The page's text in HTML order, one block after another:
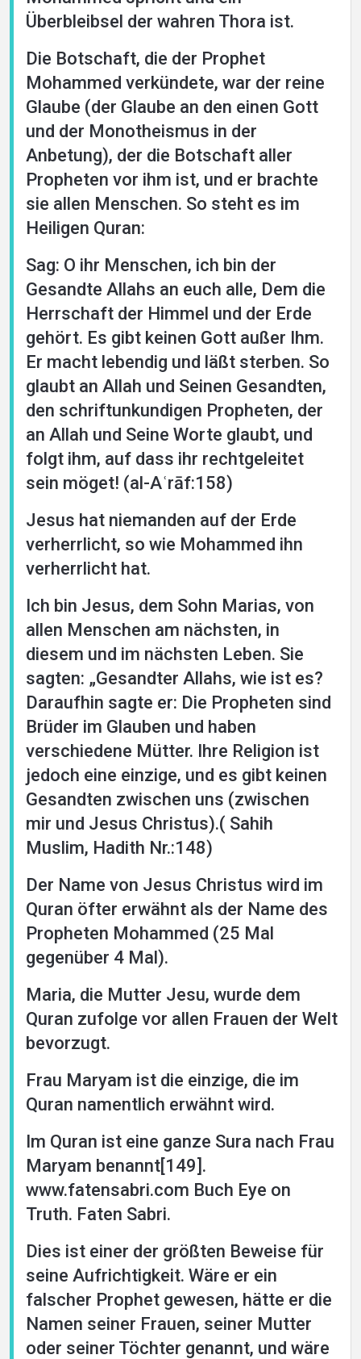
Überbleibsel der wahren Thora ist.
Die Botschaft, die der Prophet
Mohammed verkündete, war der reine
Glaube (der Glaube an den einen Gott
und der Monotheismus in der
Anbetung), der die Botschaft aller
Propheten vor ihm ist, und er brachte
sie allen Menschen. So steht es im
Heiligen Quran:
Sag: O ihr Menschen, ich bin der
Gesandte Allahs an euch alle, Dem die
Herrschaft der Himmel und der Erde
gehört. Es gibt keinen Gott außer Ihm.
Er macht lebendig und läßt sterben. So
glaubt an Allah und Seinen Gesandten,
den schriftunkundigen Propheten, der
an Allah und Seine Worte glaubt, und
folgt ihm, auf dass ihr rechtgeleitet
sein möget! (al-Aʿrāf:158)
Jesus hat niemanden auf der Erde
verherrlicht, so wie Mohammed ihn
verherrlicht hat.
Ich bin Jesus, dem Sohn Marias, von
allen Menschen am nächsten, in
diesem und im nächsten Leben. Sie
sagten: „Gesandter Allahs, wie ist es?
Daraufhin sagte er: Die Propheten sind
Brüder im Glauben und haben
verschiedene Mütter. Ihre Religion ist
jedoch eine einzige, und es gibt keinen
Gesandten zwischen uns (zwischen
mir und Jesus Christus).( Sahih
Muslim, Hadith Nr.:148)
Der Name von Jesus Christus wird im
Quran öfter erwähnt als der Name des
Propheten Mohammed (25 Mal
gegenüber 4 Mal).
Maria, die Mutter Jesu, wurde dem
Quran zufolge vor allen Frauen der Welt
bevorzugt.
Frau Maryam ist die einzige, die im
Quran namentlich erwähnt wird.
Im Quran ist eine ganze Sura nach Frau
Maryam benannt[149].
www.fatensabri.com Buch Eye on
Truth. Faten Sabri.
Dies ist einer der größten Beweise für
seine Aufrichtigkeit. Wäre er ein
falscher Prophet gewesen, hätte er die
Namen seiner Frauen, seiner Mutter
oder seiner Töchter genannt, und wäre